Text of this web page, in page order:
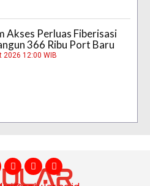
Akses Perluas Fiberisasi
366 Ribu Port Baru
2026 12:00 WIB